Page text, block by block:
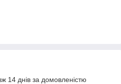
14 днів за домовленістю